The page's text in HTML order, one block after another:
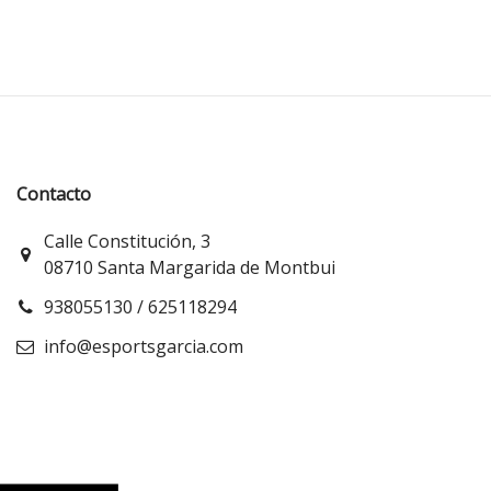
Contacto
Calle Constitución, 3
08710 Santa Margarida de Montbui
938055130 / 625118294
info@esportsgarcia.com